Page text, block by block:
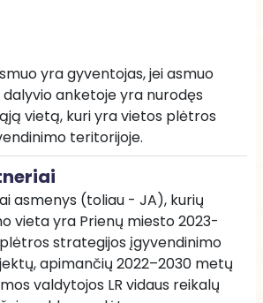
yra gyventojas, jei asmuo
anketoje yra nurodęs
vietą, kuri yra vietos plėtros
teritorijoje.
asmenys (toliau - JA), kurių
vieta yra Prienų miesto 2023-
strategijos įgyvendinimo
apimančių 2022–2030 metų
valdytojos LR vidaus reikalų